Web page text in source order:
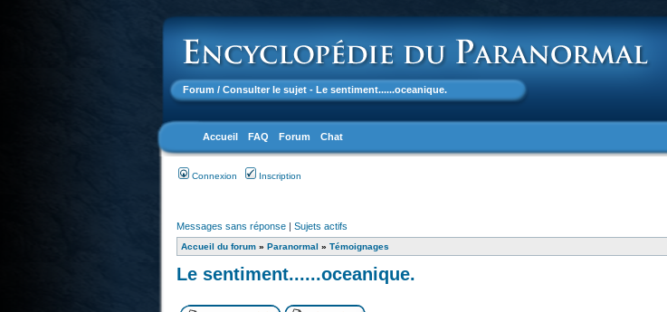
Forum / Consulter le sujet - Le sentiment......oceanique.
Accueil FAQ Forum Chat
Connexion Inscription
Messages sans réponse| Sujets actifs
Accueil du forum» Paranormal » Témoignages
Le sentiment......oceanique.